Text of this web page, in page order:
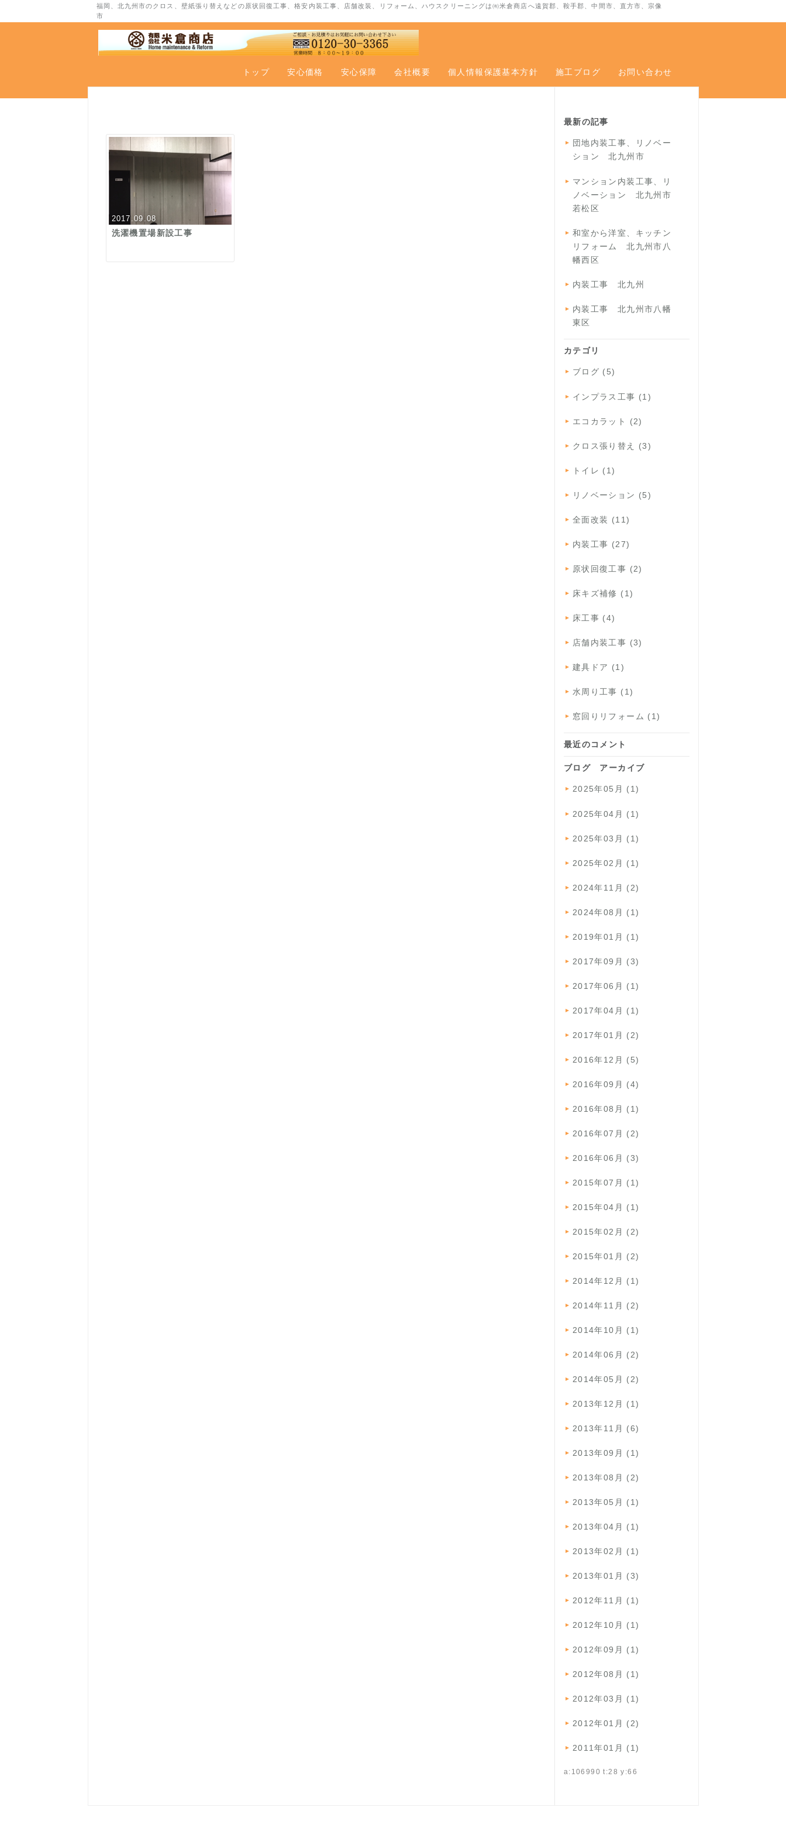
福岡、北九州市のクロス、壁紙張り替えなどの原状回復工事、格安内装工事、店舗改装、リフォーム、ハウスクリーニングは㈲米倉商店へ遠賀郡、鞍手郡、中間市、直方市、宗像
市
トップ 安心価格 安心保障 会社概要 個人情報保護基本方針 施工ブログ お問い合わせ
2017.09.08
洗濯機置場新設工事
最新の記事
団地内装工事、リノベー
ション 北九州市
マンション内装工事、リ
ノベーション 北九州市
若松区
和室から洋室、キッチン
リフォーム 北九州市八
幡西区
内装工事 北九州
内装工事 北九州市八幡
東区
カテゴリ
ブログ (5)
インプラス工事 (1)
エコカラット (2)
クロス張り替え (3)
トイレ (1)
リノベーション (5)
全面改装 (11)
内装工事 (27)
原状回復工事 (2)
床キズ補修 (1)
床工事 (4)
店舗内装工事 (3)
建具ドア (1)
水周り工事 (1)
窓回りリフォーム (1)
最近のコメント
ブログ アーカイブ
2025年05月 (1)
2025年04月 (1)
2025年03月 (1)
2025年02月 (1)
2024年11月 (2)
2024年08月 (1)
2019年01月 (1)
2017年09月 (3)
2017年06月 (1)
2017年04月 (1)
2017年01月 (2)
2016年12月 (5)
2016年09月 (4)
2016年08月 (1)
2016年07月 (2)
2016年06月 (3)
2015年07月 (1)
2015年04月 (1)
2015年02月 (2)
2015年01月 (2)
2014年12月 (1)
2014年11月 (2)
2014年10月 (1)
2014年06月 (2)
2014年05月 (2)
2013年12月 (1)
2013年11月 (6)
2013年09月 (1)
2013年08月 (2)
2013年05月 (1)
2013年04月 (1)
2013年02月 (1)
2013年01月 (3)
2012年11月 (1)
2012年10月 (1)
2012年09月 (1)
2012年08月 (1)
2012年03月 (1)
2012年01月 (2)
2011年01月 (1)
a:106990 t:28 y:66